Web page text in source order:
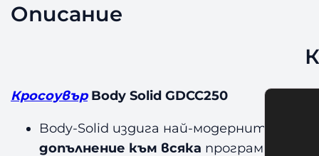
Описание
КросоувърBody Solid GDCC250
Body-Solid издига най-модерните
допълнение към всяка програма за